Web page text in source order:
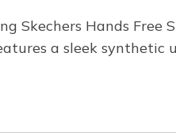
Skechers Hands
a sleek